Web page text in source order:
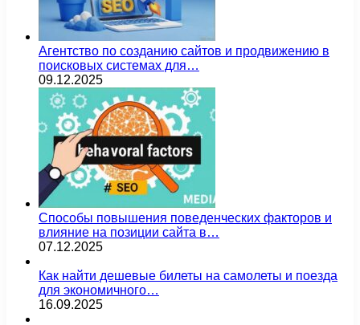
Агентство по созданию сайтов и продвижению в
поисковых системах для…
09.12.2025
Способы повышения поведенческих факторов и
влияние на позиции сайта в…
07.12.2025
Как найти дешевые билеты на самолеты и поезда
для экономичного…
16.09.2025